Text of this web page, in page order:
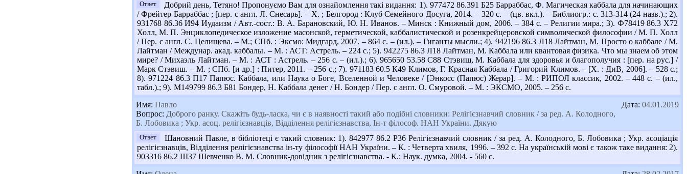
Ответ
Добрий день, Тетяно! Пропонуємо Вам для ознайомлення такі видання: 1). 977472 86.391 Б25 Барраббас, Ф. Магическая каббала для начинающих
/ Фрейтер Барраббас ; [пер. с англ. Л. Снесарь]. – Х. ; Белгород : Клуб Семейного Досуга, 2014. – 320 с. – (цв. вкл.). – Библиогр.: с. 313-314 (24 назв.).; 2).
931768 86.36 И94 Иудаизм / Авт.-сост.: В. А. Барановский, Ю. Н. Иванов. – Минск : Книжный дом, 2006. – 384 с. – Религии мира.; 3). Ф78419 86.3 Х72
Холл, М. П. Энциклопедическое изложение масонской, герметической, каббалистической и розенкрейцеровской символической философии / М. П. Холл
/ Пер. с англ. С. Целищева. – М.; СПб. : Эксмо: Мидгард, 2007. – 864 с. – (ил.). – Гиганты мысли.; 4). 942196 86.3 Л18 Лайтман, М. Просто о каббале / М.
Лайтман / Междунар. акад. каббалы. – М. : АСТ: Астрель. – 224 с.; 5). 942275 86.3 Л18 Лайтман, М. Каббала или квантовая физика. Что мы знаем об этом
мире? / Михаэль Лайтман. – М. : АСТ : Астрель. – 256 с. – (ил.).; 6). 965650 53.58 С88 Стэвиш, М. Каббала для здоровья и благополучия : [пер. на рус.] /
Марк Стэвиш. – М. ; СПб. [и др.] : Питер, 2011. – 256 с.; 7). 971183 60.5 К49 Климов, Г. Красная Каббала / Григорий Климов. – [Х. : ДиВ, 2006]. – 528 с.;
8). 971224 86.3 П17 Папюс. Каббала, или Наука о Боге, Вселенной и Человеке / [Энкосс (Папюс) Жерар]. – М. : РИПОЛ классик, 2002. – 448 с. – (ил.,
табл.).; 9). М149799 86.3 Б81 Бондер, Н. Каббала денег / Н. Бондер / Пер. с англ. О. Смуровой. – М. : ЭКСМО, 2005. – 256 с.
Дата: 04.01.2019
Имя: Павло
Вопрос: Доброго ранку. Скажіть будь-ласка, чи є в наявності такий або подібні словники: Релігієзнавчий словник / за ред. А. Колодного,
Б. Лобовика ; Укр. асоц. релігієзнавців, Відділення релігієзнавства, Ін-т філософ. НАН України. Дякую
Ответ
Шановний Павле, в бібліотеці є такий словник: 1). 842977 86.2 Р36 Релігієзнавчий словник / за ред. А. Колодного, Б. Лобовика ; Укр. асоціація
релігієзнавців, Відділення релігієзнавства ін-ту філософії НАН України. – К. : Четверта хвиля, 1996. – 392 с. На українській мові є також таке видання: 2).
903316 86.2 Ш37 Шевченко В. М. Словник-довідник з релігієзнавства. - К.: Наук. думка, 2004. - 560 с.